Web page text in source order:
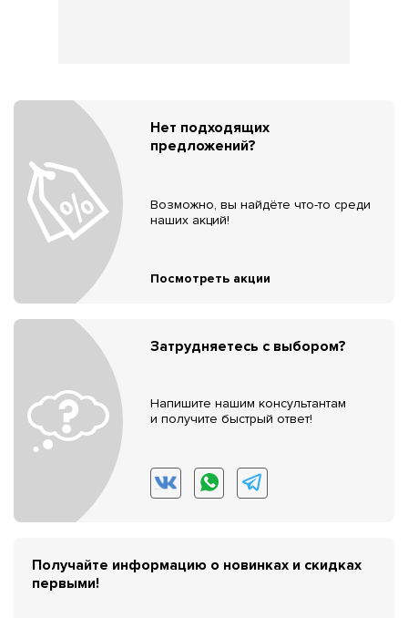
Нет подходящих
предложений?
Возможно, вы найдёте что-то среди
наших акций!
Посмотреть акции
Затрудняетесь с выбором?
Напишите нашим консультантам
и получите быстрый ответ!
Получайте информацию о новинках и скидках
первыми!